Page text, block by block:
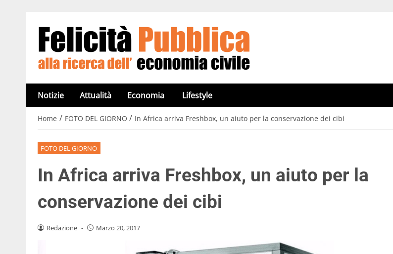
Notizie Attualità Economia Lifestyle
Home / FOTO DEL GIORNO / In Africa arriva Freshbox, un aiuto per la conservazione dei cibi
FOTO DEL GIORNO
In Africa arriva Freshbox, un aiuto per la
conservazione dei cibi
Redazione - Marzo 20, 2017